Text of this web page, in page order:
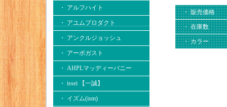
・ アルフハイト
・ アユムプロダクト
・ アンクルジョッシュ
・ アーボガスト
・ AHPLマッディーバニー
・ issei 【一誠】
・ イズム(ism)
・ 販売価格
・ 在庫数
・ カラー